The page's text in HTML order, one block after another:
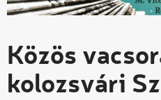
Közös
kolozsvári